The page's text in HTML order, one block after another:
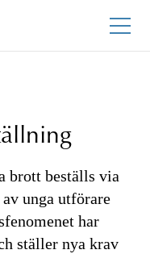
brott beställs via
unga utförare
har
ställer nya krav